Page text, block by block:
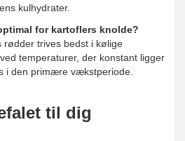
kulhydrater.
for kartoflers knolde?
rødder trives bedst i kølige
temperaturer, der konstant ligger
i den primære vækstperiode.
til dig